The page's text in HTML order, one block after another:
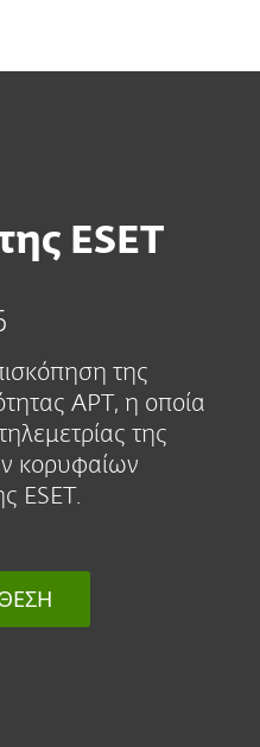
ESET
της
APT, η οποία
της
κορυφαίων
ESET.